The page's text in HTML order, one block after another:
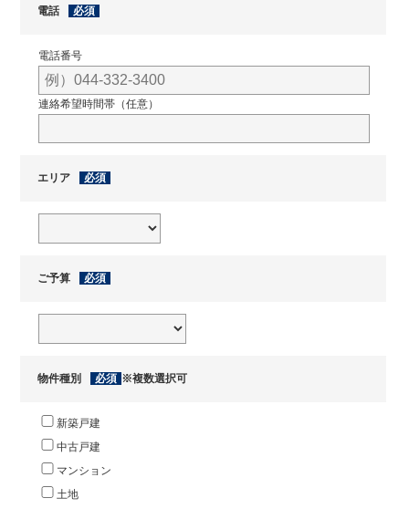
電話 必須
電話番号
連絡希望時間帯（任意）
エリア 必須
ご予算 必須
物件種別 必須 ※複数選択可
新築戸建
中古戸建
マンション
土地